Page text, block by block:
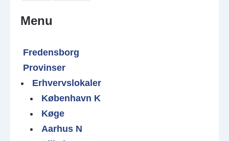
Menu
Fredensborg
Provinser
Erhvervslokaler
København K
Køge
Aarhus N